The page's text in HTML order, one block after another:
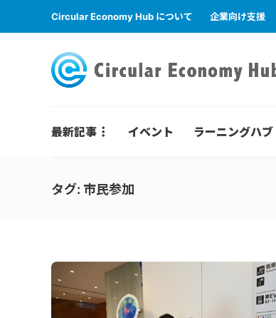
Circular Economy Hub について 企業向け支援
最新記事 イベント ラーニングハブ
タグ: 市民参加